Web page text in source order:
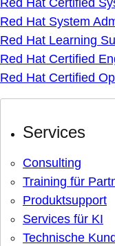
Red Hat Certified
Red Hat System
Red Hat Learning
Red Hat Certified
Red Hat Certified
Services
Consulting
Training für
Produktsupport
Services für KI
Technische